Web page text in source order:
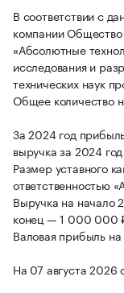
В соответствии с
компании Общество
«Абсолютные
исследования и
технических наук
Общее количество
За 2024 год
выручка за 2024
Размер уставного
ответственностью
Выручка на начало
конец — 1 000 000
Валовая прибыль
На 07 августа 2026